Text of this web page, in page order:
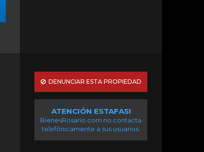
DENUNCIAR ESTA PROPIEDAD
ATENCIÓN ESTAFAS!
BienesRosario.com no contacta
telefónicamente a sus usuarios.